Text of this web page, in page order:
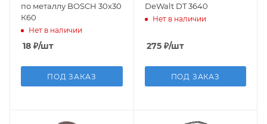
по металлу BOSCH 30х30
К60
Нет в наличии
18 ₽/шт
ПОД ЗАКАЗ
DeWalt DT 3640
Нет в наличии
275₽/шт
ПОД ЗАКАЗ